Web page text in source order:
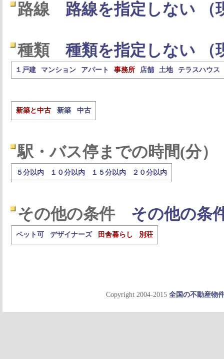
路線 路線を指定しない （
種類 種類を指定しない （
１戸建 マンション アパート 事務所 店舗 土地 テラスハウス
新築と中古 新築 中古
駅・バス停までの時間(分）
５分以内 １０分以内 １５分以内 ２０分以内
その他の条件 その他の条
ペット可 デザイナーズ 田舎暮らし 別荘
Copyright 2004-2015 全国の不動産物